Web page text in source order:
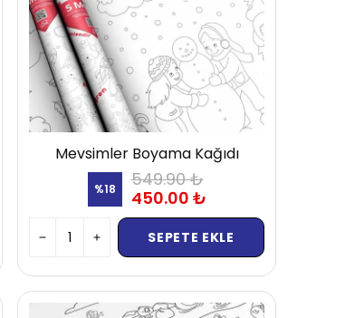
Mevsimler Boyama Kağıdı
%18
549.90 ₺
450.00 ₺
SEPETE EKLE